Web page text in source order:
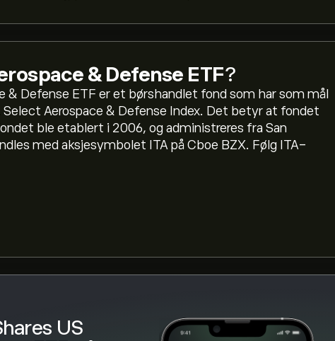
& Defense ETF?
& Defense ETF er et børshandlet fond som har som mål
Select Aerospace & Defense Index. Det betyr at fondet
ble etablert i 2006, og administreres fra San
med aksjesymbolet ITA på Cboe BZX. Følg ITA-
US
& Defense ETF har hatt er 256.28‎$‎
eToro-diagrammet og zoom ut for å se de historiske
& Defense ETF. Prisen på iShares US Aerospace &
Aerospace & Defense ETF (ITA)"-siden på eToro-
og satt inn penger, klikker du på «Handel»-knappen
Aerospace & Defense ETF du ønsker å kjøpe. Du kan
ITA til en bestemt kurs i fremtiden.